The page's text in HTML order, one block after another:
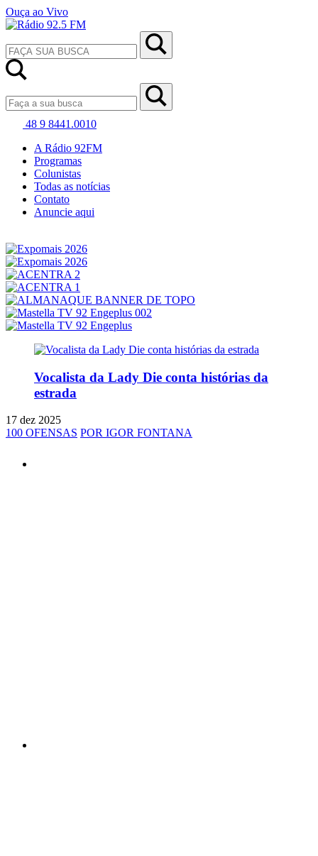
Ouça ao Vivo
48 9 8441.0010
A Rádio 92FM
Programas
Colunistas
Todas as notícias
Contato
Anuncie aqui
Vocalista da Lady Die conta histórias da
estrada
17 dez 2025
100 OFENSAS POR IGOR FONTANA